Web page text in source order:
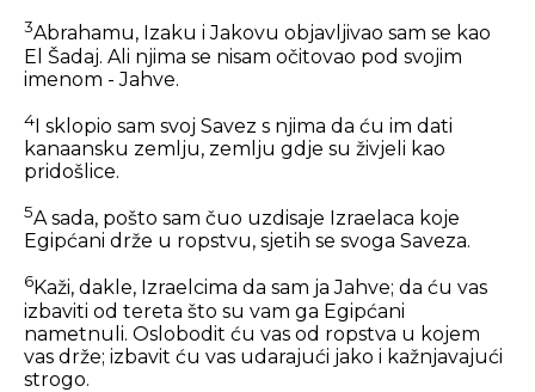
3Abrahamu, Izaku i Jakovu objavljivao sam se kao
El Šadaj. Ali njima se nisam očitovao pod svojim
imenom - Jahve.
4I sklopio sam svoj Savez s njima da ću im dati
kanaansku zemlju, zemlju gdje su živjeli kao
pridošlice.
5A sada, pošto sam čuo uzdisaje Izraelaca koje
Egipćani drže u ropstvu, sjetih se svoga Saveza.
6Kaži, dakle, Izraelcima da sam ja Jahve; da ću vas
izbaviti od tereta što su vam ga Egipćani
nametnuli. Oslobodit ću vas od ropstva u kojem
vas drže; izbavit ću vas udarajući jako i kažnjavajući
strogo.